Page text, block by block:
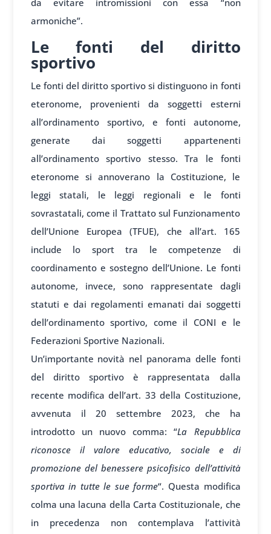
da evitare intromissioni con essa “non
armoniche”.
Le fonti del diritto
sportivo
Le fonti del diritto sportivo si distinguono in fonti
eteronome, provenienti da soggetti esterni
all’ordinamento sportivo, e fonti autonome,
generate dai soggetti appartenenti
all’ordinamento sportivo stesso. Tra le fonti
eteronome si annoverano la Costituzione, le
leggi statali, le leggi regionali e le fonti
sovrastatali, come il Trattato sul Funzionamento
dell’Unione Europea (TFUE), che all’art. 165
include lo sport tra le competenze di
coordinamento e sostegno dell’Unione. Le fonti
autonome, invece, sono rappresentate dagli
statuti e dai regolamenti emanati dai soggetti
dell’ordinamento sportivo, come il CONI e le
Federazioni Sportive Nazionali.
Un’importante novità nel panorama delle fonti
del diritto sportivo è rappresentata dalla
recente modifica dell’art. 33 della Costituzione,
avvenuta il 20 settembre 2023, che ha
introdotto un nuovo comma: “La Repubblica
riconosce il valore educativo, sociale e di
promozione del benessere psicofisico dell’attività
sportiva in tutte le sue forme“. Questa modifica
colma una lacuna della Carta Costituzionale, che
in precedenza non contemplava l’attività